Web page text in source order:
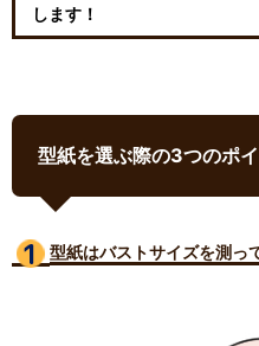
します！
型紙を選ぶ際の3つのポ
型紙はバストサイズを測っ